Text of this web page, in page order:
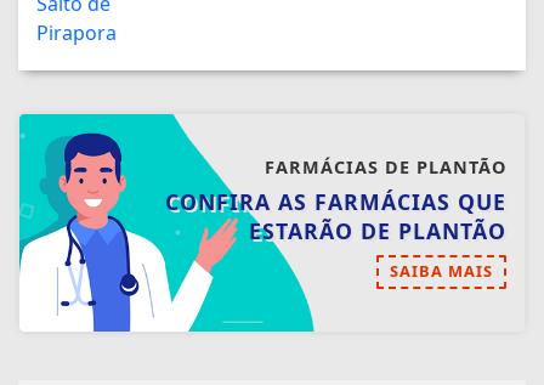
FARMÁCIAS DE PLANTÃO
CONFIRA AS FARMÁCIAS QUE
ESTARÃO DE PLANTÃO
SAIBA MAIS